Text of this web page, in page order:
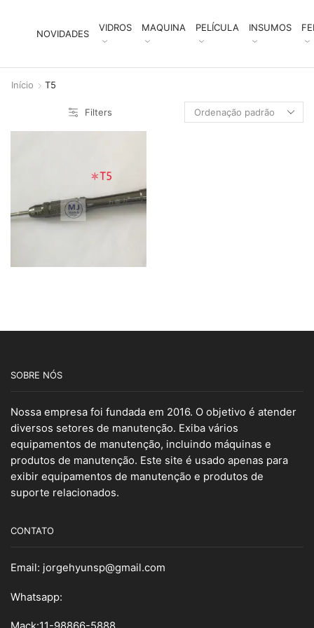
NOVIDADES
VIDROS MAQUINA PELÍCULA INSUMOS
Início T5
Filters
SOBRE NÓS
Nossa empresa foi fundada em 2016. O objetivo é atender
diversos setores de manutenção. Exiba vários
equipamentos de manutenção, incluindo máquinas e
produtos de manutenção. Este site é usado apenas para
exibir equipamentos de manutenção e produtos de
suporte relacionados.
CONTATO
Email: jorgehyunsp@gmail.com
Whatsapp: